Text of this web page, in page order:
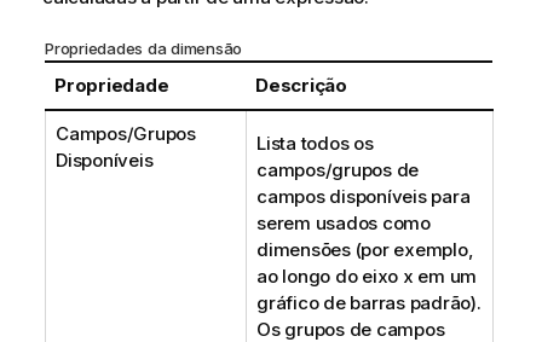
Propriedades da dimensão
Propriedade Descrição
Campos/Grupos
Disponíveis
Lista todos os
campos/grupos de
campos disponíveis para
serem usados como
dimensões (por exemplo,
ao longo do eixo x em um
gráfico de barras padrão).
Os grupos de campos